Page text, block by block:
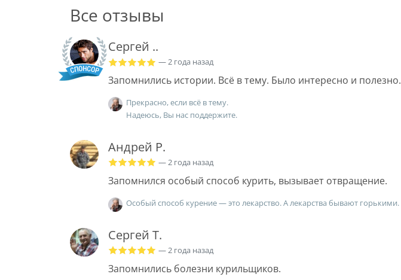
Все отзывы
Сергей ..
— 2 года назад
Запомнились истории. Всё в тему. Было интересно и полезно.
Прекрасно, если всё в тему.
Надеюсь, Вы нас поддержите.
Андрей Р.
— 2 года назад
Запомнился особый способ курить, вызывает отвращение.
Особый способ курение — это лекарство. А лекарства бывают горькими.
Сергей Т.
— 2 года назад
Запомнились болезни курильщиков.